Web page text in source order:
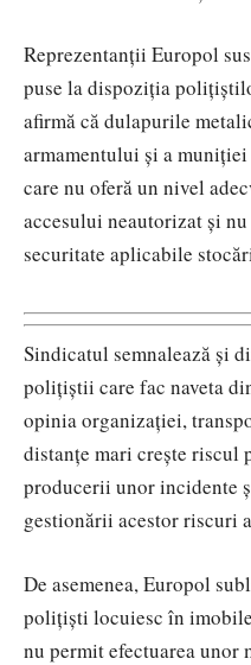
Reprezentanții Europol
puse la dispoziția
afirmă că dulapurile
armamentului și a
care nu oferă un nivel
accesului neautorizat și
securitate aplicabile
Sindicatul semnalează și
polițiștii care fac naveta
opinia organizației,
distanțe mari crește
producerii unor incidente
gestionării acestor riscuri
De asemenea, Europol
polițiști locuiesc în
nu permit efectuarea unor